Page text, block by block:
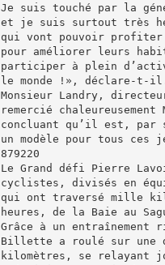
Je suis touché par la
et je suis surtout très
qui vont pouvoir profiter
pour améliorer leurs
participer à plein
le monde !», déclare-t-
Monsieur Landry,
remercié
concluant qu’il est, par
un modèle pour tous ces
879220
Le Grand défi Pierre
cyclistes, divisés en
qui ont traversé mille
heures, de la Baie au
Grâce à un entraînement
Billette a roulé sur une
kilomètres, se relayant